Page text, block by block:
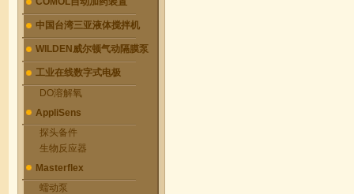
中国台湾三亚液体搅拌机
WILDEN威尔顿气动隔膜泵
工业在线数字式电极
DO溶解氧
AppliSens
探头备件
生物反应器
Masterflex
蠕动泵